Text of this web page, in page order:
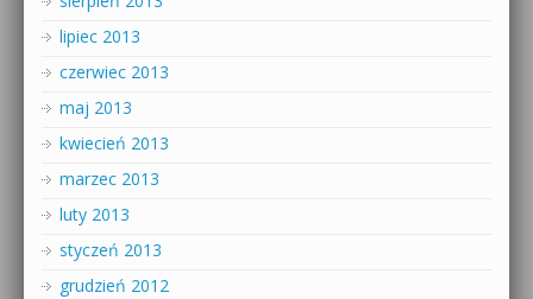
lipiec 2013
czerwiec 2013
maj 2013
kwiecień 2013
marzec 2013
luty 2013
styczeń 2013
grudzień 2012